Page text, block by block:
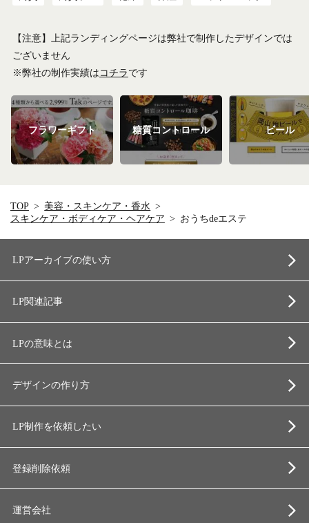
【注意】上記ランディングページは弊社で制作したデザインでは
ございません
※弊社の制作実績はコチラです
フラワーギフト 糖質コントロール ビール
TOP
美容・スキンケア・香水
スキンケア・ボディケア・ヘアケア
おうちdeエステ
LPアーカイブの使い方
LP関連記事
LPの意味とは
デザインの作り方
LP制作を依頼したい
登録削除依頼
運営会社